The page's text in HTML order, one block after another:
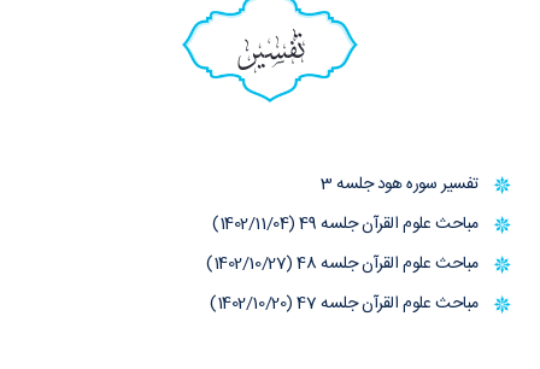
تفسیر
تفسیر سوره هود جلسه 3
مباحث علوم القرآن جلسه 49 (1402/11/04)
مباحث علوم القرآن جلسه 48 (1402/10/27)
مباحث علوم القرآن جلسه 47 (1402/10/20)